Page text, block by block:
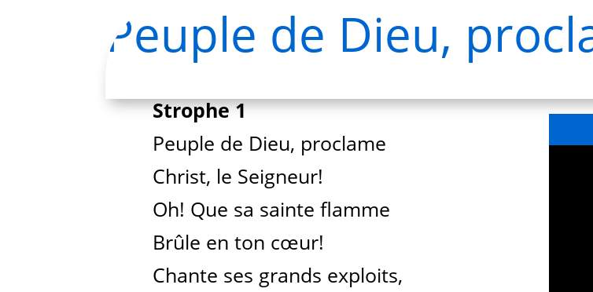
Peuple de Dieu,
Strophe 1
Peuple de Dieu, proclame
Christ, le Seigneur!
Oh! Que sa sainte flamme
Brûle en ton cœur!
Chante ses grands exploits,